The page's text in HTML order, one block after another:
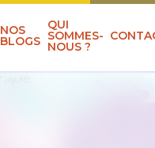
NOS
BLOGS
QUI
SOMMES-
NOUS ?